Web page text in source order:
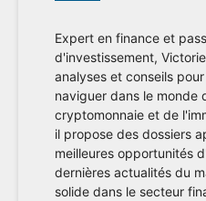
Expert en finance et
d'investissement,
analyses et conseils
naviguer dans le monde
cryptomonnaie et de
il propose des dossiers
meilleures opportunités
dernières actualités du
solide dans le secteur